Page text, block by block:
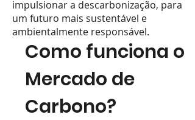
impulsionar a descarbonização, para
um futuro mais sustentável e
ambientalmente responsável.
Como funciona o
Mercado de
Carbono?